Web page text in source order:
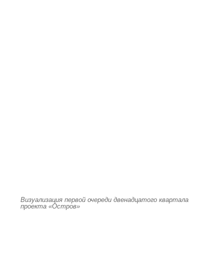
Визуализация первой очереди двенадцатого квартала
проекта «Остров»